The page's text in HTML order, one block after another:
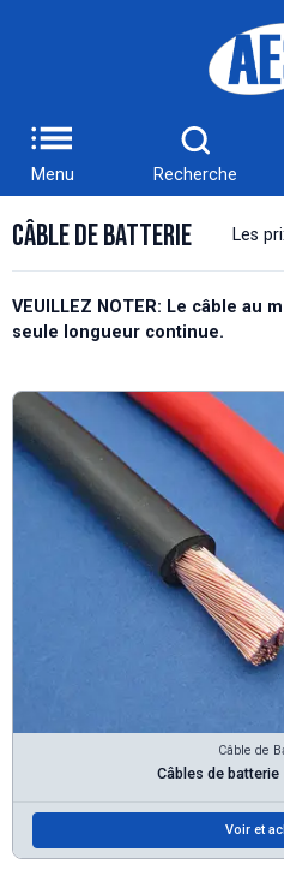
Menu Recherche
Câble de Batterie Les
VEUILLEZ NOTER: Le câble au
seule longueur continue.
Câble de
Câbles de batterie
Voir et